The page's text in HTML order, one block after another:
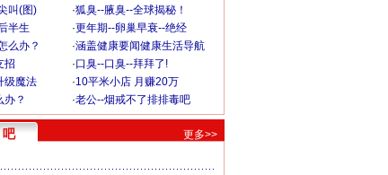
叫(图) ·狐臭--腋臭--全球揭秘！
半生 ·更年期--卵巢早衰--绝经
么办？ ·涵盖健康要闻健康生活导航
招 ·口臭--口臭--拜拜了!
级魔法 ·10平米小店 月赚20万
办？ ·老公--烟戒不了排排毒吧
吧 更多>>